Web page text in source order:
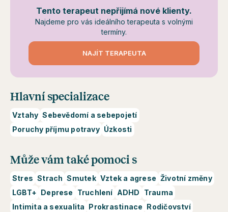
Tento terapeut nepřijímá nové klienty.
Najdeme pro vás ideálního terapeuta s volnými
termíny.
NAJÍT TERAPEUTA
Hlavní specializace
Vztahy Sebevědomí a sebepojetí
Poruchy příjmu potravy Úzkosti
Může vám také pomoci s
Stres Strach Smutek Vztek a agrese Životní změny
LGBT+ Deprese Truchlení ADHD
Trauma
Intimita a sexualita Prokrastinace Rodičovství